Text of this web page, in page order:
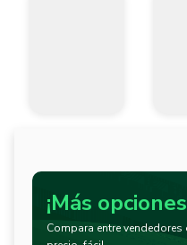
¡Más
Compara entre